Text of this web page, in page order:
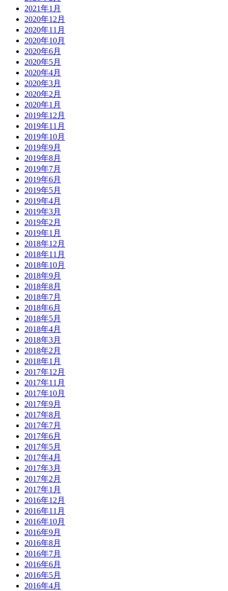
2021年1月
2020年12月
2020年11月
2020年10月
2020年6月
2020年5月
2020年4月
2020年3月
2020年2月
2020年1月
2019年12月
2019年11月
2019年10月
2019年9月
2019年8月
2019年7月
2019年6月
2019年5月
2019年4月
2019年3月
2019年2月
2019年1月
2018年12月
2018年11月
2018年10月
2018年9月
2018年8月
2018年7月
2018年6月
2018年5月
2018年4月
2018年3月
2018年2月
2018年1月
2017年12月
2017年11月
2017年10月
2017年9月
2017年8月
2017年7月
2017年6月
2017年5月
2017年4月
2017年3月
2017年2月
2017年1月
2016年12月
2016年11月
2016年10月
2016年9月
2016年8月
2016年7月
2016年6月
2016年5月
2016年4月